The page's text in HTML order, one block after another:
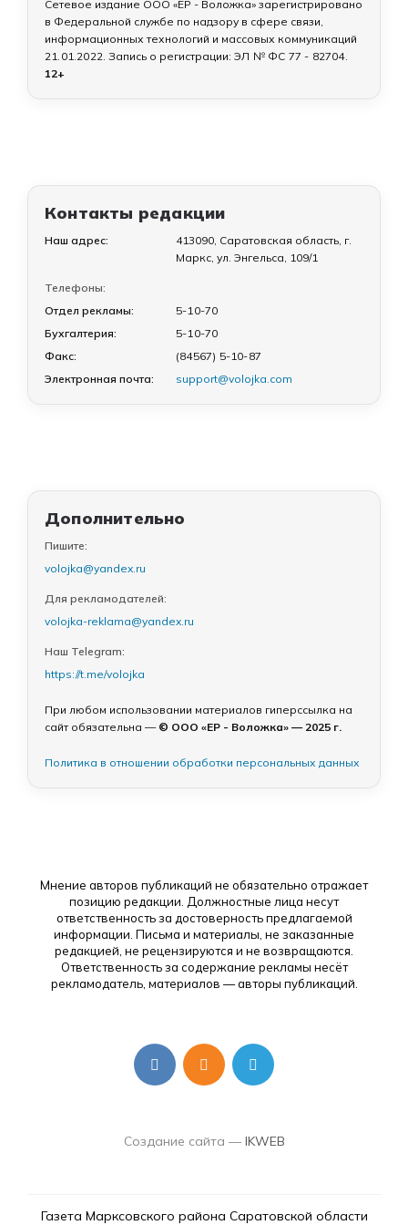
Сетевое издание ООО «ЕР - Воложка» зарегистрировано
в Федеральной службе по надзору в сфере связи,
информационных технологий и массовых коммуникаций
21.01.2022 . Запись о регистрации: ЭЛ № ФС 77 - 82704.
12+
Контакты редакции
Наш адрес:
413090, Саратовская область, г.
Маркс, ул. Энгельса, 109/1
Телефоны:
Отдел рекламы:
5-10-70
Бухгалтерия:
5-10-70
Факс:
(84567) 5-10-87
Электронная почта:
support@volojka.com
Дополнительно
Пишите:
volojka@yandex.ru
Для рекламодателей:
volojka-reklama@yandex.ru
Наш Telegram:
https://t.me/volojka
При любом использовании материалов гиперссылка на
сайт обязательна — © ООО «ЕР - Воложка» — 2025 г.
Политика в отношении обработки персональных данных
Мнение авторов публикаций не обязательно отражает
позицию редакции. Должностные лица несут
ответственность за достоверность предлагаемой
информации. Письма и материалы, не заказанные
редакцией, не рецензируются и не возвращаются.
Ответственность за содержание рекламы несёт
рекламодатель, материалов — авторы публикаций.
Создание сайта — IKWEB
Газета Марксовского района Саратовской области